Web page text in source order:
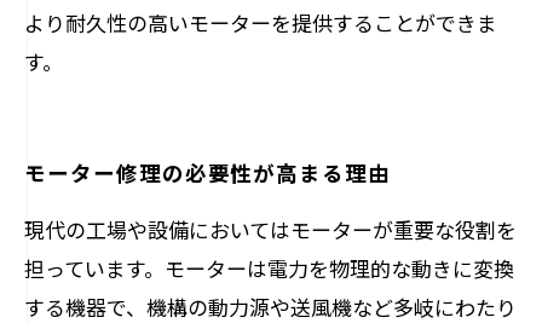
より耐久性の高いモーターを提供することができま
す。
モーター修理の必要性が高まる理由
現代の工場や設備においてはモーターが重要な役割を
担っています。モーターは電力を物理的な動きに変換
する機器で、機構の動力源や送風機など多岐にわたり